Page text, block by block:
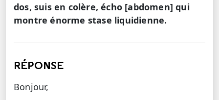
dos, suis en colère, écho [abdomen] qui
montre énorme stase liquidienne.
RÉPONSE
Bonjour,